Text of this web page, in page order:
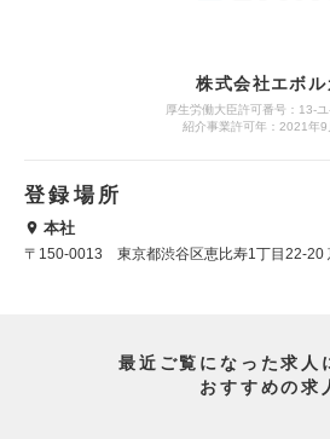
株式会社エボル
厚生労働大臣許可番号：13‐
紹介事業許可年：2021年9
登録場所
本社
〒150-0013 東京都渋谷区恵比寿1丁目22-20
最近ご覧になった求人
おすすめの求